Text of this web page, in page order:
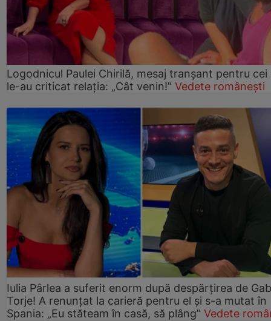
Logodnicul Paulei Chirilă, mesaj tranșant pentru cei
le-au criticat relația: „Cât venin!” Vedete românești
Iulia Pârlea a suferit enorm după despărțirea de
Torje! A renunțat la carieră pentru el și s-a mutat în
Spania: „Eu stăteam în casă, să plâng” Vedete